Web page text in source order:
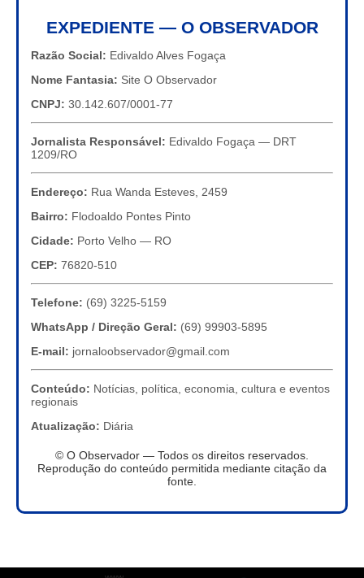
EXPEDIENTE — O OBSERVADOR
Razão Social: Edivaldo Alves Fogaça
Nome Fantasia: Site O Observador
CNPJ: 30.142.607/0001-77
Jornalista Responsável: Edivaldo Fogaça — DRT
1209/RO
Endereço: Rua Wanda Esteves, 2459
Bairro: Flodoaldo Pontes Pinto
Cidade: Porto Velho — RO
CEP: 76820-510
Telefone: (69) 3225-5159
WhatsApp / Direção Geral: (69) 99903-5895
E-mail: jornaloobservador@gmail.com
Conteúdo: Notícias, política, economia, cultura e eventos
regionais
Atualização: Diária
© O Observador — Todos os direitos reservados.
Reprodução do conteúdo permitida mediante citação da
fonte.